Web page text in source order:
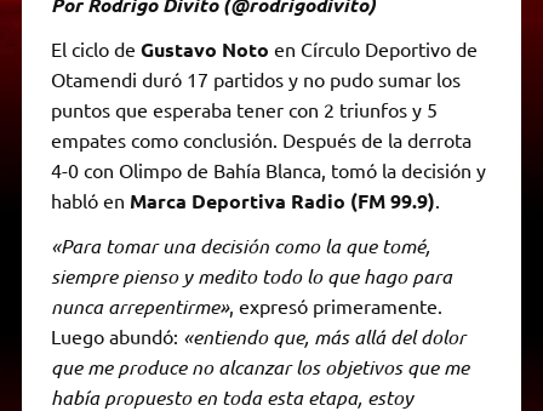
El ciclo de Gustavo Noto en Círculo Deportivo de
Otamendi duró 17 partidos y no pudo sumar los
puntos que esperaba tener con 2 triunfos y 5
empates como conclusión. Después de la derrota
4-0 con Olimpo de Bahía Blanca, tomó la decisión y
habló en Marca Deportiva Radio (FM 99.9)
«Para tomar una decisión como la que tomé,
siempre pienso y medito todo lo que hago para
nunca arrepentirme», expresó primeramente.
Luego abundó: «entiendo que, más allá del dolor
que me produce no alcanzar los objetivos que me
había propuesto en toda esta etapa, estoy